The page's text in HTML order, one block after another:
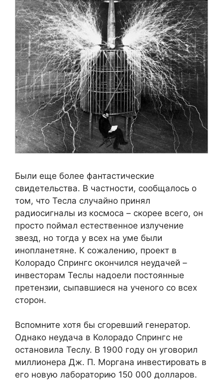
Были еще более фантастические
свидетельства. В частности, сообщалось о
том, что Тесла случайно принял
радиосигналы из космоса – скорее всего, он
просто поймал естественное излучение
звезд, но тогда у всех на уме были
инопланетяне. К сожалению, проект в
Колорадо Спрингс окончился неудачей –
инвесторам Теслы надоели постоянные
претензии, сыпавшиеся на ученого со всех
сторон.
Вспомните хотя бы сгоревший генератор.
Однако неудача в Колорадо Спрингс не
остановила Теслу. В 1900 году он уговорил
миллионера Дж. П. Моргана инвестировать в
его новую лабораторию 150 000 долларов.